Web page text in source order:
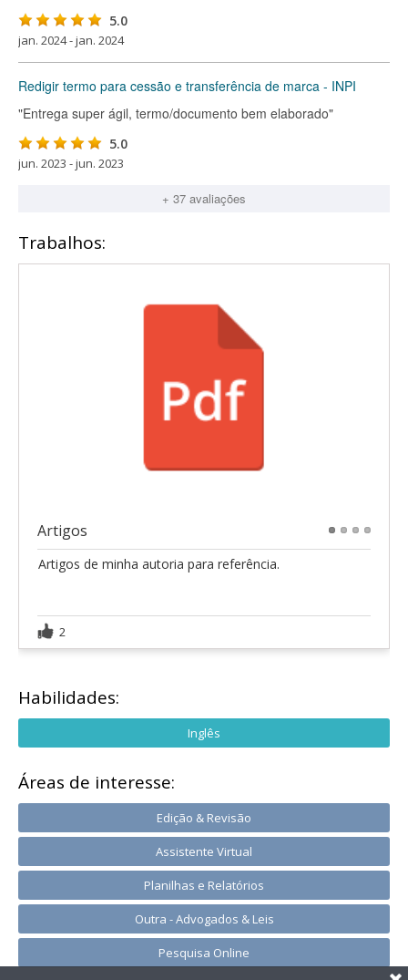
5.0
jan. 2024 - jan. 2024
Redigir termo para cessão e transferência de marca - INPI
"Entrega super ágil, termo/documento bem elaborado"
5.0
jun. 2023 - jun. 2023
+ 37 avaliações
Trabalhos:
Artigos
Artigos de minha autoria para referência.
2
Habilidades:
Inglês
Áreas de interesse:
Edição & Revisão
Assistente Virtual
Planilhas e Relatórios
Outra - Advogados & Leis
Pesquisa Online